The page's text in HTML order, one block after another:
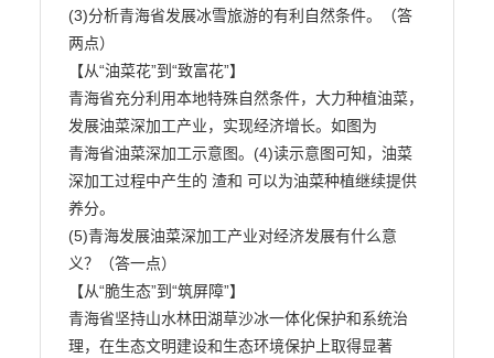
(3)分析青海省发展冰雪旅游的有利自然条件。（答
两点）
【从“油菜花”到“致富花”】
青海省充分利用本地特殊自然条件，大力种植油菜，
发展油菜深加工产业，实现经济增长。如图为
青海省油菜深加工示意图。(4)读示意图可知，油菜
深加工过程中产生的 渣和 可以为油菜种植继续提供
养分。
(5)青海发展油菜深加工产业对经济发展有什么意
义？（答一点）
【从“脆生态”到“筑屏障”】
青海省坚持山水林田湖草沙冰一体化保护和系统治
理，在生态文明建设和生态环境保护上取得显著